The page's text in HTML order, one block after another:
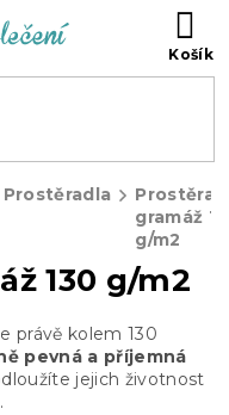
Prostěradla
gramáž
g/m2
130 g/m2
právě kolem 130
pevná a příjemná
jejich životnost